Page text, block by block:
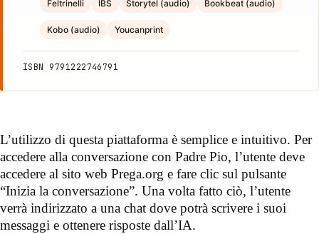
Feltrinelli IBS Storytel (audio) Bookbeat (audio)
Kobo (audio) Youcanprint
ISBN 9791222746791
L’utilizzo di questa piattaforma è semplice e intuitivo. Per
accedere alla conversazione con Padre Pio, l’utente deve
accedere al sito web Prega.org e fare clic sul pulsante
“Inizia la conversazione”. Una volta fatto ciò, l’utente
verrà indirizzato a una chat dove potrà scrivere i suoi
messaggi e ottenere risposte dall’IA.